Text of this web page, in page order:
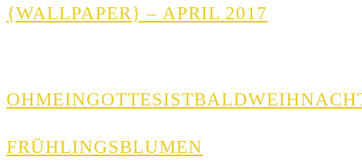
{WALLPAPER} – APRIL 2017
FRÜHLINGSBLUMEN